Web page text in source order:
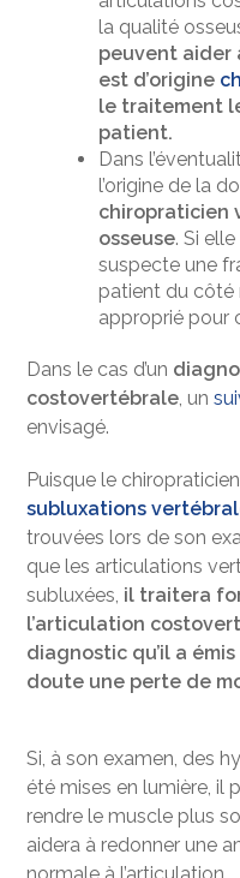
la qualité
peuvent aider
est d’origine
le traitement
patient.
Dans
l’origine de la
chiropraticien
osseuse. Si
suspecte une
patient du côté
approprié pour
Dans le cas d’un
costovertébrale, un
envisagé.
Puisque le
subluxations
trouvées lors de son
que les articulations
subluxées, il traitera
l’articulation
diagnostic qu’il a
doute une perte de
Si, à son examen, des
été mises en lumière, il
rendre le muscle plus
aidera à redonner une